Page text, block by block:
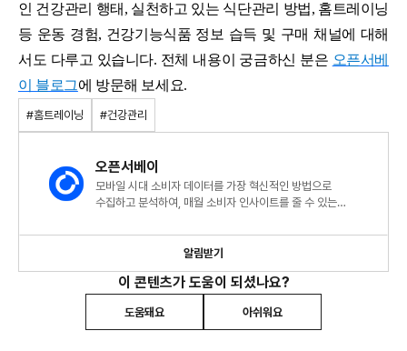
인 건강관리 행태, 실천하고 있는 식단관리 방법, 홈트레이닝
등 운동 경험, 건강기능식품 정보 습득 및 구매 채널에 대해
서도 다루고 있습니다. 전체 내용이 궁금하신 분은 오픈서베
이 블로그에 방문해 보세요.
#홈트레이닝 #건강관리
오픈서베이
모바일 시대 소비자 데이터를 가장 혁신적인 방법으로
수집하고 분석하여, 매월 소비자 인사이트를 줄 수 있는
알림받기
이 콘텐츠가 도움이 되셨나요?
도움돼요 아쉬워요